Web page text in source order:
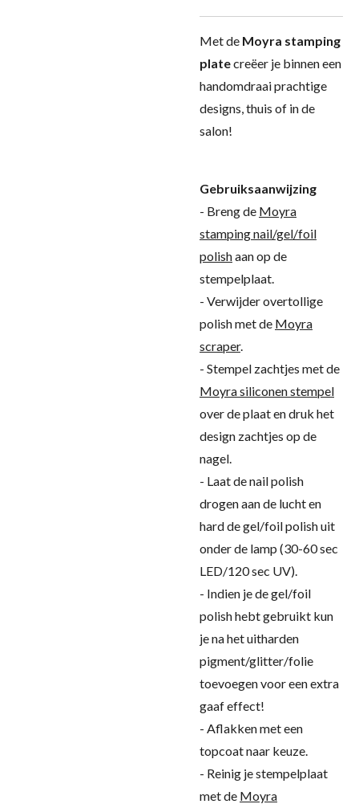
Met de Moyra stamping
platecreëer je binnen een
handomdraai prachtige
designs, thuis of in de
salon!
Gebruiksaanwijzing
- Breng de Moyra
stamping nail/gel/foil
polishaan op de
stempelplaat.
- Verwijder overtollige
polish met de Moyra
scraper.
- Stempel zachtjes met de
Moyra siliconen stempel
over de plaat en druk het
design zachtjes op de
nagel.
- Laat de nail polish
drogen aan de lucht en
hard de gel/foil polish uit
onder de lamp (30-60 sec
LED/120 sec UV).
- Indien je de gel/foil
polish hebt gebruikt kun
je na het uitharden
pigment/glitter/folie
toevoegen voor een extra
gaaf effect!
- Aflakken met een
topcoat naar keuze.
- Reinig je stempelplaat
met de Moyra